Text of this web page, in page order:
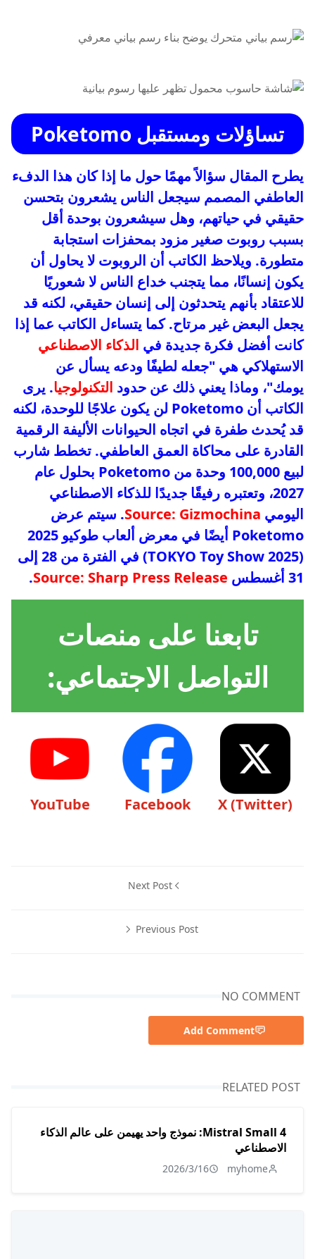
تساؤلات ومستقبل Poketomo
يطرح المقال سؤالاً مهمًا حول ما إذا كان هذا الدفء
العاطفي المصمم سيجعل الناس يشعرون بتحسن
حقيقي في حياتهم، وهل سيشعرون بوحدة أقل
بسبب روبوت صغير مزود بمحفزات استجابة
متطورة. ويلاحظ الكاتب أن الروبوت لا يحاول أن
يكون إنسانًا، مما يتجنب خداع الناس لا شعوريًا
للاعتقاد بأنهم يتحدثون إلى إنسان حقيقي، لكنه قد
يجعل البعض غير مرتاح. كما يتساءل الكاتب عما إذا
كانت أفضل فكرة جديدة في الذكاء الاصطناعي
الاستهلاكي هي "جعله لطيفًا ودعه يسأل عن
يومك"، وماذا يعني ذلك عن حدود التكنولوجيا. يرى
الكاتب أن Poketomo لن يكون علاجًا للوحدة، لكنه
قد يُحدث طفرة في اتجاه الحيوانات الأليفة الرقمية
القادرة على محاكاة العمق العاطفي. تخطط شارب
لبيع 100,000 وحدة من Poketomo بحلول عام
2027، وتعتبره رفيقًا جديدًا للذكاء الاصطناعي
اليومي Source: Gizmochina. سيتم عرض
Poketomo أيضًا في معرض ألعاب طوكيو 2025
(TOKYO Toy Show 2025) في الفترة من 28 إلى
31 أغسطس
Source: Sharp Press Release
.
تابعنا على منصات
التواصل الاجتماعي:
X (Twitter)
Facebook
YouTube
Next Post
Previous Post
NO COMMENT
Add Comment
RELATED POST
Mistral Small 4: نموذج واحد يهيمن على عالم الذكاء
الاصطناعي
myhome
2026/3/16